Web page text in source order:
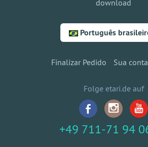
download
Português
Finalizar Pedido Sua conta
Folge etari.de auf
+49 711-71 94